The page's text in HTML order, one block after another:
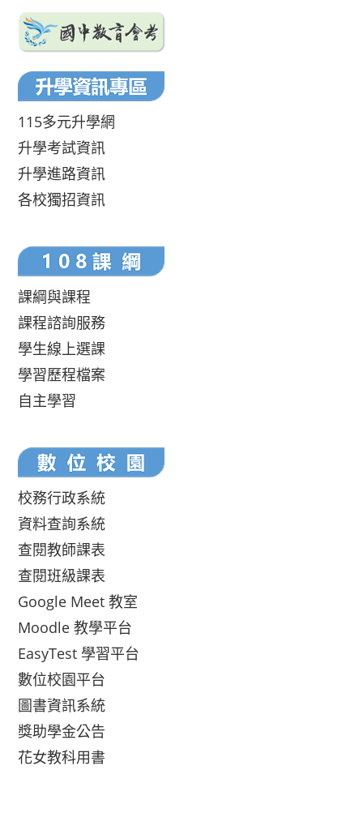
115多元升學網
升學考試資訊
升學進路資訊
各校獨招資訊
課綱與課程
課程諮詢服務
學生線上選課
學習歷程檔案
自主學習
校務行政系統
資料查詢系統
查閱教師課表
查閱班級課表
Google Meet 教室
Moodle 教學平台
EasyTest 學習平台
數位校園平台
圖書資訊系統
獎助學金公告
花女教科用書